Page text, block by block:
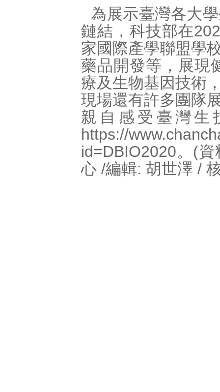
為展示臺灣各大
鏈結，科技部在
家國際產學聯盟學
藥品開發等，展現
療及生物基因技術
現場還有許多團隊
親自感受臺灣生
https://
id=DBIO2020。(資
心 /編輯: 胡世澤 /